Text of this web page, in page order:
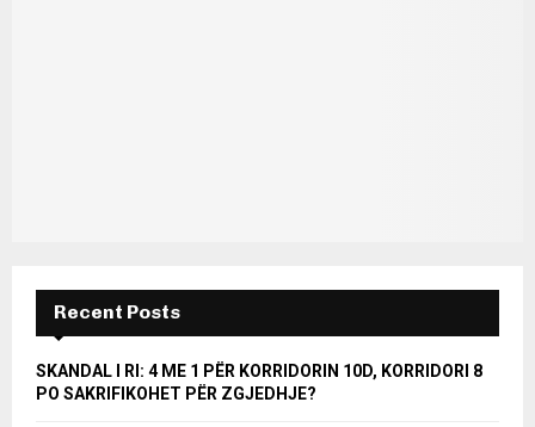
Recent Posts
SKANDAL I RI: 4 ME 1 PËR KORRIDORIN 10D, KORRIDORI 8
PO SAKRIFIKOHET PËR ZGJEDHJE?